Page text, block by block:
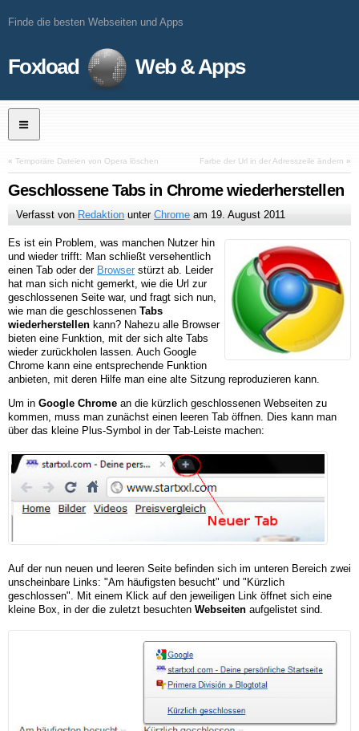
Finde die besten Webseiten und Apps
Foxload Web & Apps
« Temporäre Dateien von Opera löschen Farbe der Url in der Adresszeile ändern »
Geschlossene Tabs in Chrome wiederherstellen
Verfasst von Redaktion unterChrome am 19. August 2011
Es ist ein Problem, was manchen Nutzer hin
und wieder trifft: Man schließt versehentlich
einen Tab oder der Browser stürzt ab. Leider
hat man sich nicht gemerkt, wie die Url zur
geschlossenen Seite war, und fragt sich nun,
wie man die geschlossenen Tabs
wiederherstellen kann? Nahezu alle Browser
bieten eine Funktion, mit der sich alte Tabs
wieder zurückholen lassen. Auch Google
Chrome kann eine entsprechende Funktion
anbieten, mit deren Hilfe man eine alte Sitzung reproduzieren kann.
Um in Google Chrome an die kürzlich geschlossenen Webseiten zu
kommen, muss man zunächst einen leeren Tab öffnen. Dies kann man
über das kleine Plus-Symbol in der Tab-Leiste machen:
Auf der nun neuen und leeren Seite befinden sich im unteren Bereich zwei
unscheinbare Links: "Am häufigsten besucht" und "Kürzlich
geschlossen". Mit einem Klick auf den jeweiligen Link öffnet sich eine
kleine Box, in der die zuletzt besuchten Webseiten aufgelistet sind.